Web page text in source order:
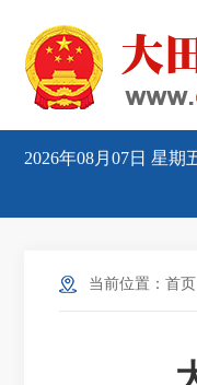
2026年08月07日 星期
当前位置： 首页